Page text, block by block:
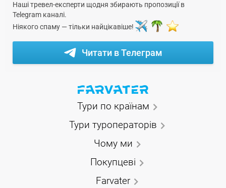
Наші тревел-експерти щодня збирають пропозиції в
Telegram каналі.
Ніякого спаму — тільки найцікавіше!
Читати в Телеграм
Тури по країнам
Тури туроператорів
Чому ми
Покупцеві
Farvater